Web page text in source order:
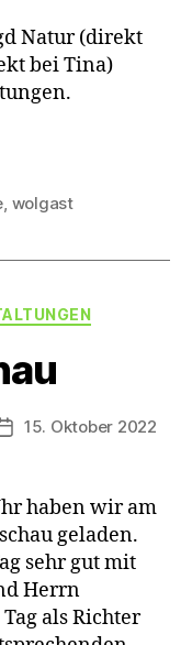
Natur (direkt
bei Tina)
, wolgast
15. Oktober 2022
haben wir am
geladen.
sehr gut mit
Herrn
als Richter